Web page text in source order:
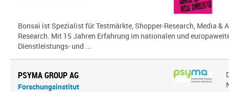
Bonsai ist Spezialist für Testmärkte, Shopper-Research, Media &
Research. Mit 15 Jahren Erfahrung im nationalen und
Dienstleistungs- und ...
PSYMA GROUP AG
Forschungsinstitut